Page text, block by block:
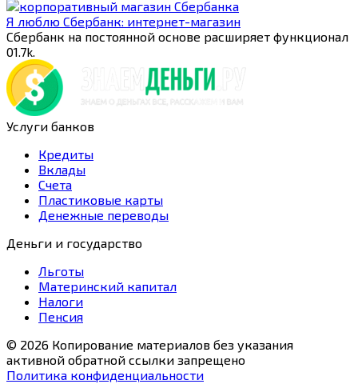
Я люблю Сбербанк: интернет-магазин
Сбербанк на постоянной основе расширяет функционал
01.7k.
Услуги банков
Кредиты
Вклады
Счета
Пластиковые карты
Денежные переводы
Деньги и государство
Льготы
Материнский капитал
Налоги
Пенсия
© 2026 Копирование материалов без указания
активной обратной ссылки запрещено
Политика конфиденциальности